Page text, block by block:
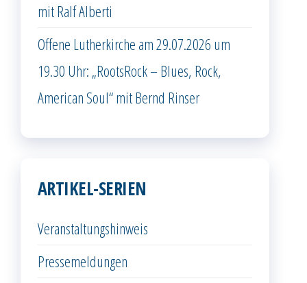
mit Ralf Alberti
Offene Lutherkirche am 29.07.2026 um
19.30 Uhr: „RootsRock – Blues, Rock,
American Soul“ mit Bernd Rinser
ARTIKEL-SERIEN
Veranstaltungshinweis
Pressemeldungen